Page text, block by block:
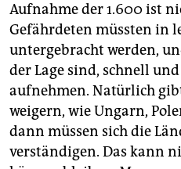
Aufnahme der 1.600 ist
Gefährdeten müssten in
untergebracht werden,
der Lage sind, schnell
aufnehmen. Natürlich
weigern, wie Ungarn,
dann müssen sich die
verständigen. Das kann